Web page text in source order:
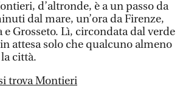
d’altronde, è a un passo da
dal mare, un’ora da Firenze,
e Grosseto. Lì, circondata dal verde
attesa solo che qualcuno almeno
città.
trova Montieri